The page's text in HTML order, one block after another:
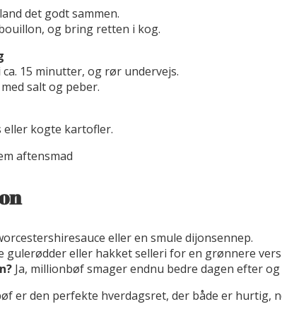
det godt sammen.
og bring retten i kog.
15 minutter, og rør undervejs.
salt og peber.
eller kogte kartofler.
eller en smule dijonsennep.
gulerødder eller hakket selleri for en grønnere
Ja, millionbøf smager endnu bedre dagen efter
er den perfekte hverdagsret, der både er hurtig,